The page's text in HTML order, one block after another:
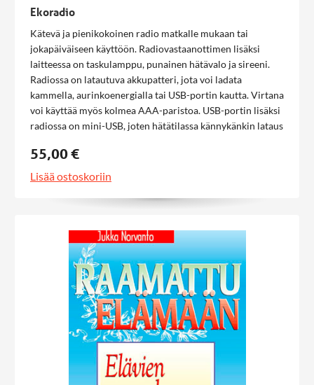
Ekoradio
Kätevä ja pienikokoinen radio matkalle mukaan tai
jokapäiväiseen käyttöön. Radiovastaanottimen lisäksi
laitteessa on taskulamppu, punainen hätävalo ja sireeni.
Radiossa on latautuva akkupatteri, jota voi ladata
kammella, aurinkoenergialla tai USB-portin kautta. Virtana
voi käyttää myös kolmea AAA-paristoa. USB-portin lisäksi
radiossa on mini-USB, joten hätätilassa kännykänkin lataus
55,00 €
Lisää ostoskoriin